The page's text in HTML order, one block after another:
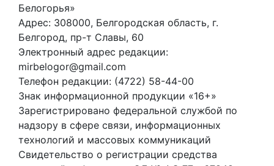
Белогорья»
Адрес: 308000, Белгородская область, г.
Белгород, пр-т Славы, 60
Электронный адрес редакции:
mirbelogor@gmail.com
Телефон редакции: (4722) 58-44-00
Знак информационной продукции «16+»
Зарегистрировано федеральной службой по
надзору в сфере связи, информационных
технологий и массовых коммуникаций
Свидетельство о регистрации средства